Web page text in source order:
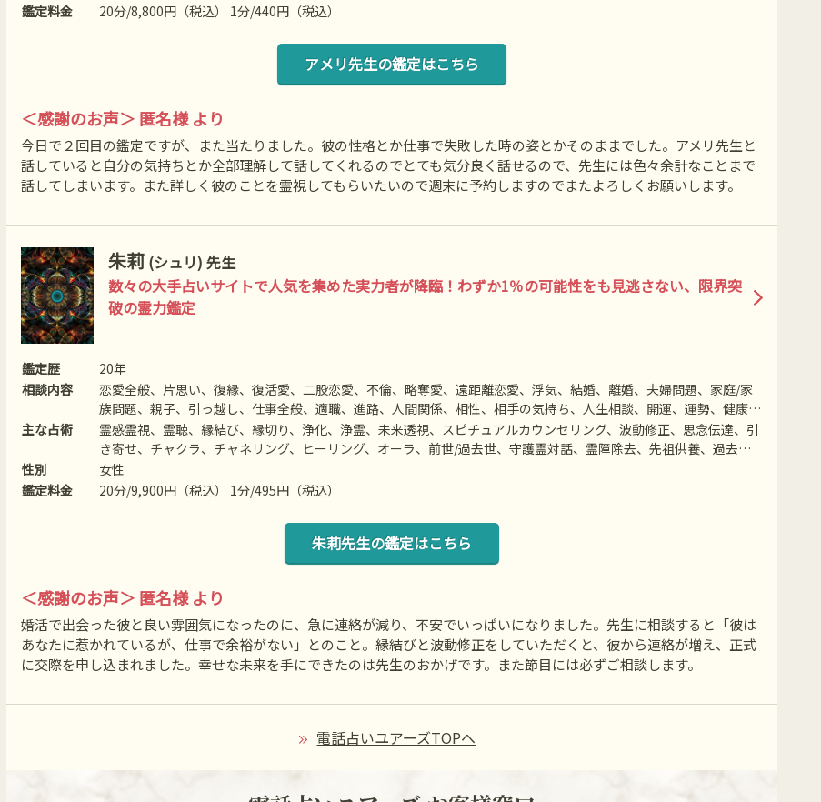
鑑定料金
20分/8,800円（税込） 1分/440円（税込）
アメリ先生の鑑定はこちら
＜感謝のお声＞ 匿名様 より
今日で２回目の鑑定ですが、また当たりました。彼の性格とか仕事で失敗した時の姿とかそのままでした。アメリ先生と
話していると自分の気持ちとか全部理解して話してくれるのでとても気分良く話せるので、先生には色々余計なことまで
話してしまいます。また詳しく彼のことを霊視してもらいたいので週末に予約しますのでまたよろしくお願いします。
朱莉 (シュリ) 先生
数々の大手占いサイトで人気を集めた実力者が降臨！わずか1％の可能性をも見逃さない、限界突
破の霊力鑑定
鑑定歴
20年
相談内容
恋愛全般、片思い、復縁、復活愛、二股恋愛、不倫、略奪愛、遠距離恋愛、浮気、結婚、離婚、夫婦問題、家庭/家
族問題、親子、引っ越し、仕事全般、適職、進路、人間関係、相性、相手の気持ち、人生相談、開運、運勢、健康、
金銭、動物、失せ物、故人、心霊相談など
主な占術
霊感霊視、霊聴、縁結び、縁切り、浄化、浄霊、未来透視、スピチュアルカウンセリング、波動修正、思念伝達、引
き寄せ、チャクラ、チャネリング、ヒーリング、オーラ、前世/過去世、守護霊対話、霊障除去、先祖供養、過去世
供養、死者との対話、高次との交信、アニマルコミュニケーションなど
性別
女性
鑑定料金
20分/9,900円（税込） 1分/495円（税込）
朱莉先生の鑑定はこちら
＜感謝のお声＞ 匿名様 より
婚活で出会った彼と良い雰囲気になったのに、急に連絡が減り、不安でいっぱいになりました。先生に相談すると「彼は
あなたに惹かれているが、仕事で余裕がない」とのこと。縁結びと波動修正をしていただくと、彼から連絡が増え、正式
に交際を申し込まれました。幸せな未来を手にできたのは先生のおかげです。また節目には必ずご相談します。
電話占いユアーズTOPへ